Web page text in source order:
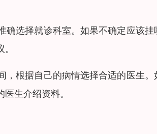
选择就诊科室。如果不确定应该
根据自己的病情选择合适的医生
生介绍资料。